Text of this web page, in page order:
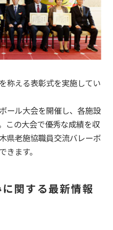
称える表彰式を実施してい
ール大会を開催し、各施設
この大会で優秀な成績を収
県老施協職員交流バレーボ
ます。
関する最新情報